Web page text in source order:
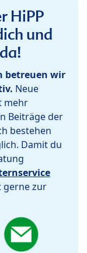
HiPP
und
betreuen wir
Neue
mehr
Beiträge der
bestehen
Damit du
gerne zur